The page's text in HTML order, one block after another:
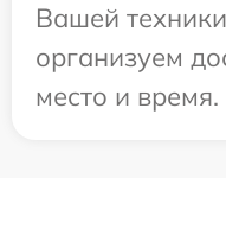
Вашей
организуем
место и время.